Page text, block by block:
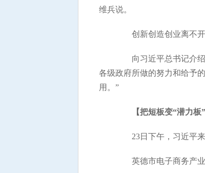
维兵说。
创新创造创业离不开
向习近平总书记介绍
各级政府所做的努力和给予
用。”
【把短板变“潜力
23日下午，习近平来
英德市电子商务产业